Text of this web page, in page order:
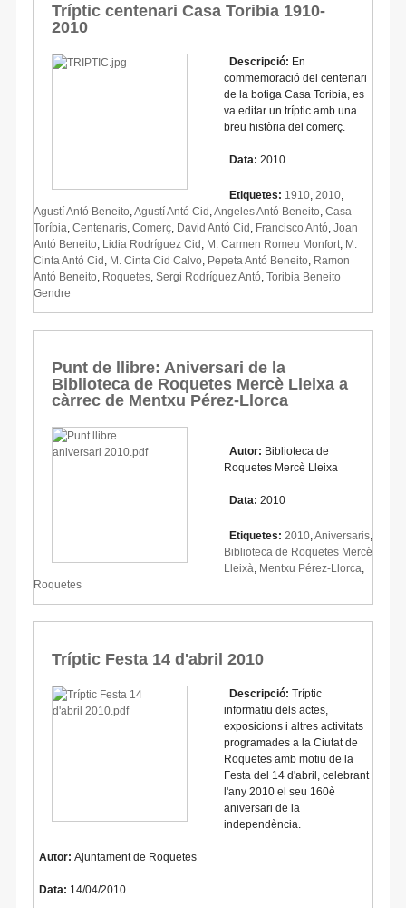
Tríptic centenari Casa Toribia 1910-
2010
Descripció: En
commemoració del centenari
de la botiga Casa Toribia, es
va editar un tríptic amb una
breu història del comerç.
Data: 2010
Etiquetes: 1910 2010
Agustí Antó Beneito Agustí Antó Cid Angeles Antó Beneito Casa
Toríbia Centenaris Comerç David Antó Cid Francisco Antó Joan
Antó Beneito Lidia Rodríguez Cid M. Carmen Romeu Monfort M.
Cinta Antó Cid M. Cinta Cid Calvo Pepeta Antó Beneito Ramon
Antó Beneito Roquetes Sergi Rodríguez Antó Toribia Beneito
Gendre
Punt de llibre: Aniversari de la
Biblioteca de Roquetes Mercè Lleixa a
càrrec de Mentxu Pérez-Llorca
Autor: Biblioteca de
Roquetes Mercè Lleixa
Data: 2010
Etiquetes: 2010 Aniversaris
Biblioteca de Roquetes Mercè
Lleixà Mentxu Pérez-Llorca
Roquetes
Tríptic Festa 14 d'abril 2010
Descripció: Tríptic
informatiu dels actes,
exposicions i altres activitats
programades a la Ciutat de
Roquetes amb motiu de la
Festa del 14 d'abril, celebrant
l'any 2010 el seu 160è
aniversari de la
independència.
Autor: Ajuntament de Roquetes
Data: 14/04/2010